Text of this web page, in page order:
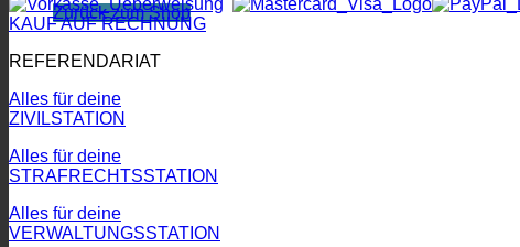
Zurück zum Shop
KAUF AUF RECHNUNG
REFERENDARIAT
Alles für deine
ZIVILSTATION
Alles für deine
STRAFRECHTSSTATION
Alles für deine
VERWALTUNGSSTATION